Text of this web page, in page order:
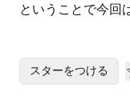
ということで今回
スターをつける